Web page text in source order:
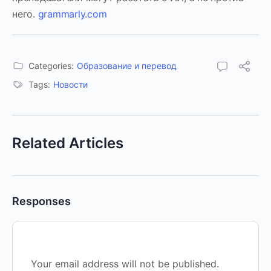
него. grammarly.com
Categories: Образование и перевод
Tags: Новости
Related Articles
Responses
Your email address will not be published.